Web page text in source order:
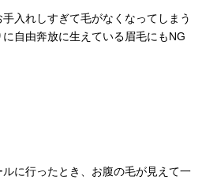
入れしすぎて毛がなくなってしまう
自由奔放に生えている眉毛にもNG
ルに行ったとき、お腹の毛が見えて一